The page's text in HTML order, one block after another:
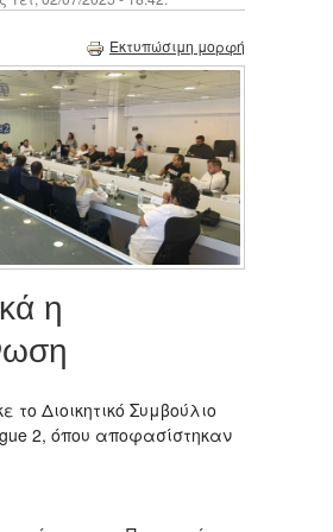
Εκτυπώσιμη μορφή
η
το Διοικητικό Συμβούλιο
2, όπου αποφασίστηκαν